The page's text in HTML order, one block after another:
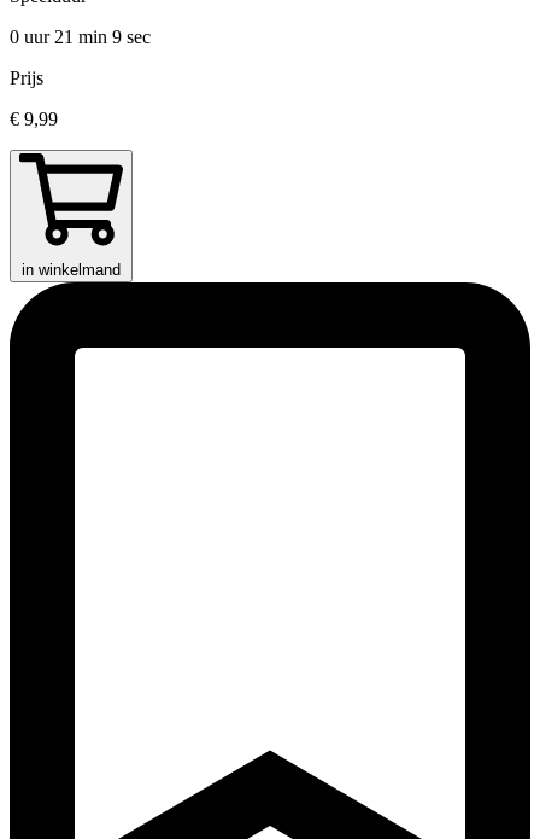
0 uur 21 min 9 sec
Prijs
€ 9,99
in winkelmand